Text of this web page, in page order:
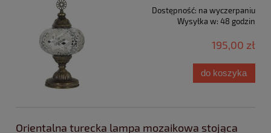
Dostępność: na wyczerpaniu
Wysyłka w: 48 godzin
195,00 zł
do koszyka
Orientalna turecka lampa mozaikowa stojąca